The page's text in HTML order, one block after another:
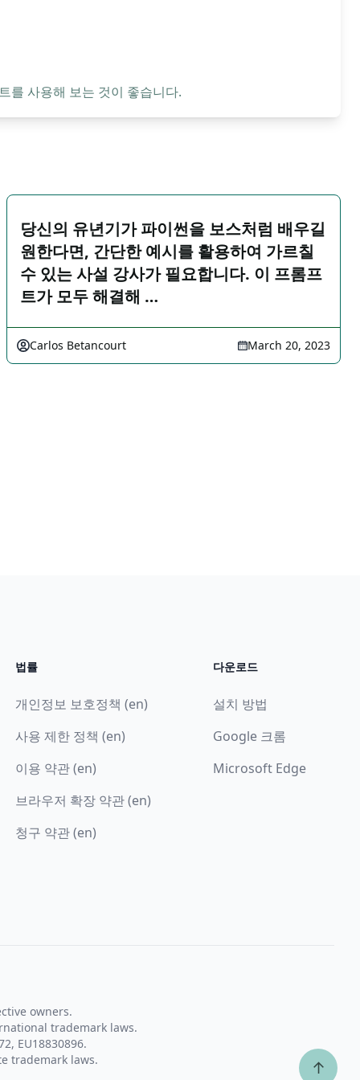
를 사용해 보는 것이 좋습니다.
당신의 유년기가 파이썬을 보스처럼 배우길
원한다면, 간단한 예시를 활용하여 가르칠
수 있는 사설 강사가 필요합니다. 이 프롬프
트가 모두 해결해 …
Carlos Betancourt March 20, 2023
법률
개인정보 보호정책 (en)
사용 제한 정책 (en)
이용 약관 (en)
브라우저 확장 약관 (en)
청구 약관 (en)
다운로드
설치 방법
Google 크롬
Microsoft Edge
owners.
trademark laws.
EU18830896.
trademark laws.
↑